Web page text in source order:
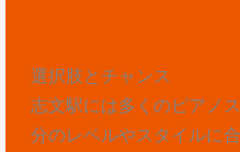
選択肢とチャンス
志文駅には多くのピアノ
分のレベルやスタイルに